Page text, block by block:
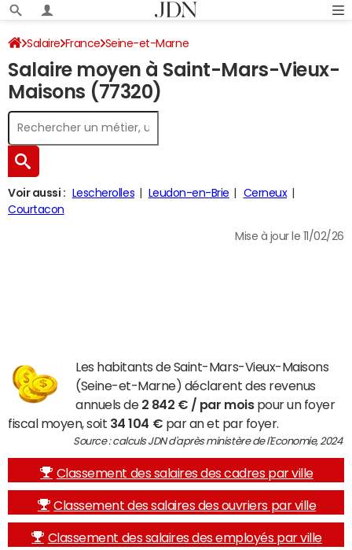
Salaire France Seine-et-Marne
Salaire moyen à Saint-Mars-Vieux-
Maisons (77320)
Voir aussi : Lescherolles Leudon-en-Brie
Cerneux
Courtacon
Mise à jour le 11/02/26
Les habitants de Saint-Mars-Vieux-Maisons
(Seine-et-Marne) déclarent des revenus
annuels de 2 842 € / par moispour un foyer
fiscal moyen, soit 34 104 € par an et par foyer.
Source : calculs JDN d'après ministère de l'Economie, 2024
Classement des salaires des cadres par ville
Classement des salaires des ouvriers par ville
Classement des salaires des employés par ville